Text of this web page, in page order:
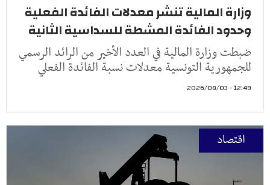
وزارة المالية تنشر معدلات الفائدة الفعلية
وحدود الفائدة المشطة للسداسية الثانية
ضبطت وزارة المالية في العدد الأخير من الرائد الرسمي
للجمهورية التونسية معدلات نسبة الفائدة الفعلي
12:49 - 2026/08/03
اقتصاد